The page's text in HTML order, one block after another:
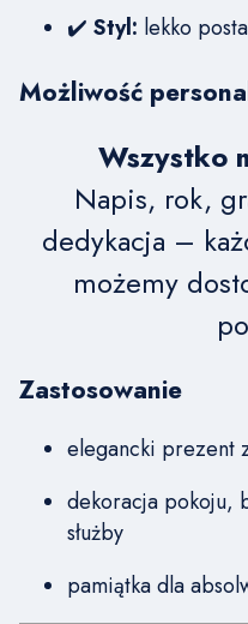
✔️ Styl: lekko
Możliwość
Wszystko
Napis, rok,
dedykacja –
możemy
Zastosowanie
elegancki prezent
dekoracja pokoju,
służby
pamiątka dla